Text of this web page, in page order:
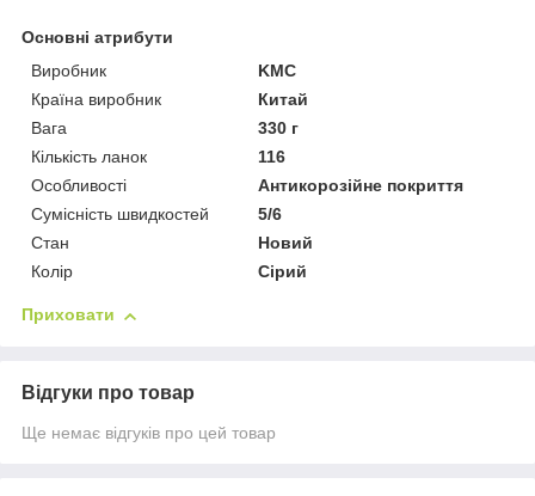
Основні атрибути
Виробник
KMC
Країна виробник
Китай
Вага
330 г
Кількість ланок
116
Особливості
Антикорозійне покриття
Сумісність швидкостей
5/6
Стан
Новий
Колір
Сірий
Приховати
Відгуки про товар
Ще немає відгуків про цей товар